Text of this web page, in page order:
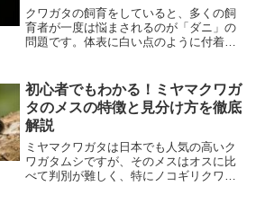
クワガタの飼育をしていると、多くの飼
育者が一度は悩まされるのが「ダニ」の
問題です。体表に白い点のように付着
策が欠かせません。本記事では、クワガ
タ ダニの基本知識から、安...
初心者でもわかる！ミヤマクワガ
タのメスの特徴と見分け方を徹底
解説
ミヤマクワガタは日本でも人気の高いク
ワガタムシですが、そのメスはオスに比
べて判別が難しく、特にノコギリクワガ